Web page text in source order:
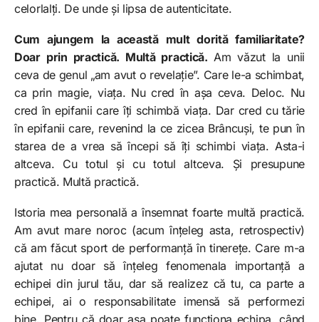
celorlalți. De unde și lipsa de autenticitate.
Cum ajungem la această mult dorită familiaritate?
Doar prin practică. Multă practică. Am văzut la unii
ceva de genul „am avut o revelație”. Care le-a schimbat,
ca prin magie, viața. Nu cred în așa ceva. Deloc. Nu
cred în epifanii care îți schimbă viața. Dar cred cu tărie
în epifanii care, revenind la ce zicea Brâncuși, te pun în
starea de a vrea să începi să îți schimbi viața. Asta-i
altceva. Cu totul și cu totul altceva. Și presupune
practică. Multă practică.
Istoria mea personală a însemnat foarte multă practică.
Am avut mare noroc (acum înțeleg asta, retrospectiv)
că am făcut sport de performanță în tinerețe. Care m-a
ajutat nu doar să înțeleg fenomenala importanță a
echipei din jurul tău, dar să realizez că tu, ca parte a
echipei, ai o responsabilitate imensă să performezi
bine. Pentru că doar așa poate funcționa echipa, când